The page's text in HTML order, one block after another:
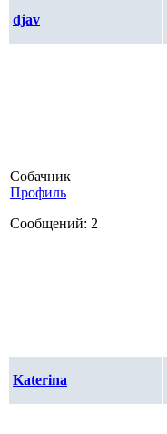
djav
Собачник
Профиль
Сообщений: 2
Katerina